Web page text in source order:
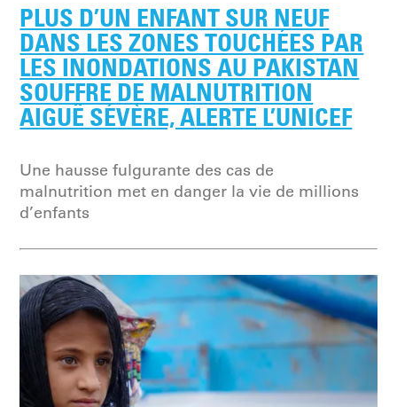
PLUS D’UN ENFANT SUR NEUF
DANS LES ZONES TOUCHÉES PAR
LES INONDATIONS AU PAKISTAN
SOUFFRE DE MALNUTRITION
AIGUË SÉVÈRE, ALERTE L’UNICEF
Une hausse fulgurante des cas de
malnutrition met en danger la vie de millions
d’enfants